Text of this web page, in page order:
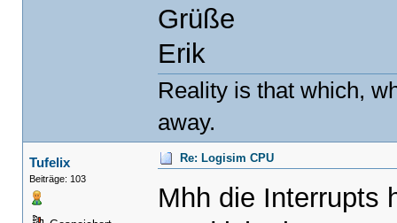
Grüße
Erik
Reality is that which,
away.
Tufelix
Beiträge: 103
Re: Logisim CPU
Mhh die Interrupts